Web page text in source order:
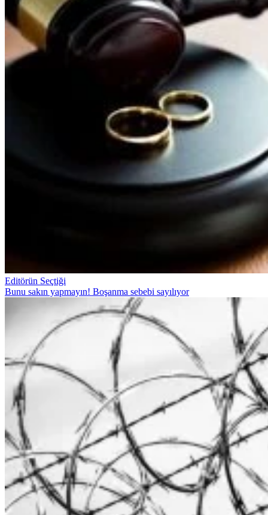
Editörün Seçtiği
Bunu sakın yapmayın! Boşanma sebebi sayılıyor